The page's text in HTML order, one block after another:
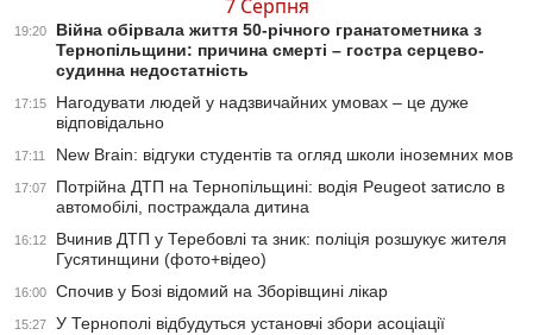
7 Серпня
19:20
Війна обірвала життя 50-річного гранатометника з
Тернопільщини: причина смерті – гостра серцево-
судинна недостатність
17:15
Нагодувати людей у надзвичайних умовах – це дуже
відповідально
17:11 New Brain: відгуки студентів та огляд школи іноземних мов
17:07
Потрійна ДТП на Тернопільщині: водія Peugeot затисло в
автомобілі, постраждала дитина
16:12
Вчинив ДТП у Теребовлі та зник: поліція розшукує жителя
Гусятинщини (фото+відео)
16:00 Спочив у Бозі відомий на Зборівщині лікар
15:27
У Тернополі відбудуться установчі збори асоціації